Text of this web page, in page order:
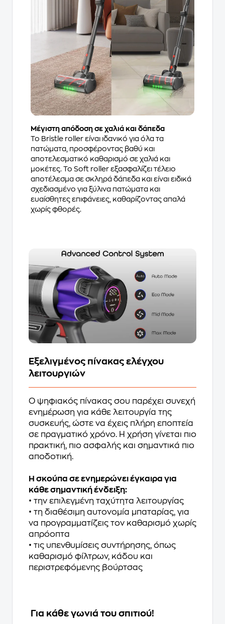
Μέγιστη απόδοση σε χαλιά και δάπεδα
Το Bristle roller είναι ιδανικό για όλα τα
πατώματα, προσφέροντας βαθύ και
αποτελεσματικό καθαρισμό σε χαλιά και
μοκέτες. Το Soft roller εξασφαλίζει τέλειο
αποτέλεσμα σε σκληρά δάπεδα και είναι ειδικά
σχεδιασμένο για ξύλινα πατώματα και
ευαίσθητες επιφάνειες, καθαρίζοντας απαλά
χωρίς φθορές.
Eξελιγμένος πίνακας ελέγχου
λειτουργιών
Ο ψηφιακός πίνακας σου παρέχει συνεχή
ενημέρωση για κάθε λειτουργία της
συσκευής, ώστε να έχεις πλήρη εποπτεία
σε πραγματικό χρόνο. Η χρήση γίνεται πιο
πρακτική, πιο ασφαλής και σημαντικά πιο
αποδοτική.
Η σκούπα σε ενημερώνει έγκαιρα για
κάθε σημαντική ένδειξη:
• την επιλεγμένη ταχύτητα λειτουργίας
• τη διαθέσιμη αυτονομία μπαταρίας, για
να προγραμματίζεις τον καθαρισμό χωρίς
απρόοπτα
• τις υπενθυμίσεις συντήρησης, όπως
καθαρισμό φίλτρων, κάδου και
περιστρεφόμενης βούρτσας
Για κάθε γωνιά του σπιτιού!